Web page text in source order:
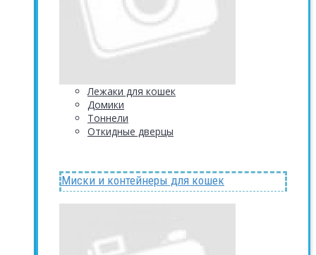
Лежаки для кошек
Домики
Тоннели
Откидные дверцы
Миски и контейнеры для кошек